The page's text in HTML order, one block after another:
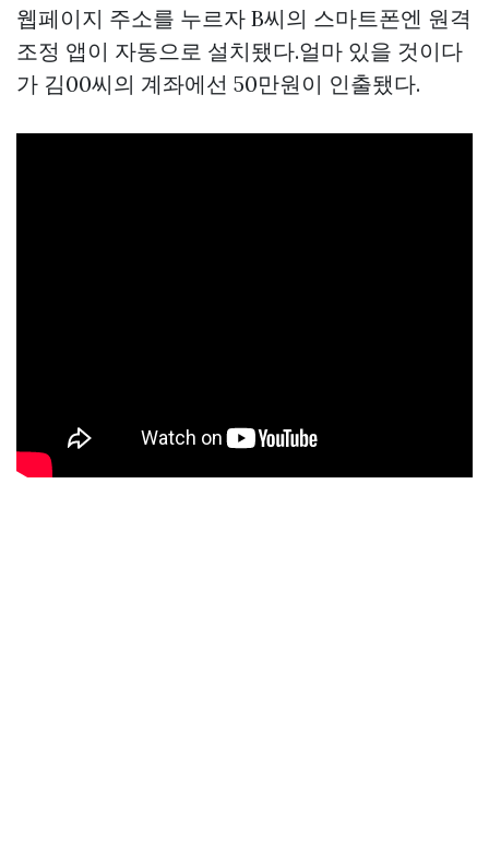
웹페이지 주소를 누르자 B씨의 스마트폰엔 원격
조정 앱이 자동으로 설치됐다.얼마 있을 것이다
가 김00씨의 계좌에선 50만원이 인출됐다.